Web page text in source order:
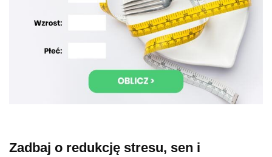
Zadbaj o redukcję stresu, sen i